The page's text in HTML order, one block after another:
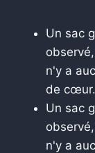
Un sac
n'y a
de cœur.
Un sac
n'y a